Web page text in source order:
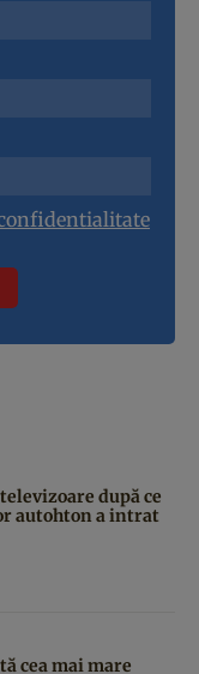
după ce
autohton a intrat
cea mai mare